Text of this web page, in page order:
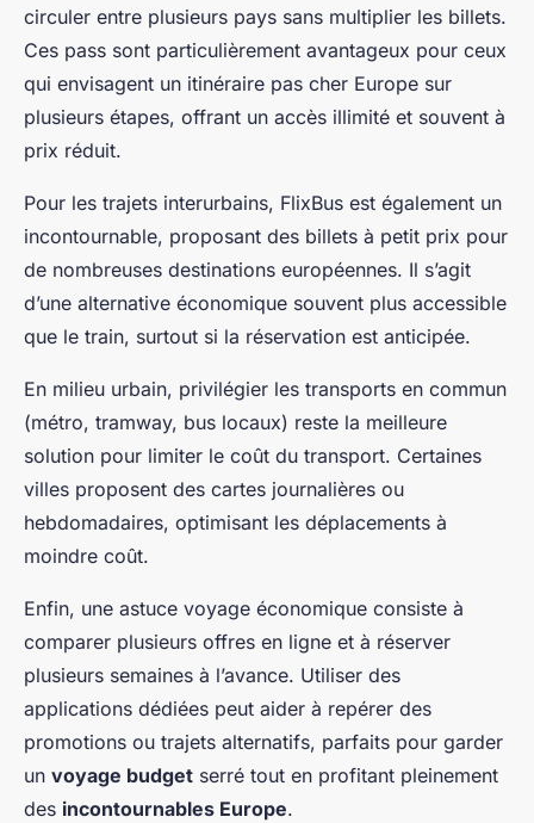
circuler entre plusieurs pays sans multiplier les billets.
Ces pass sont particulièrement avantageux pour ceux
qui envisagent un itinéraire pas cher Europe sur
plusieurs étapes, offrant un accès illimité et souvent à
prix réduit.
Pour les trajets interurbains, FlixBus est également un
incontournable, proposant des billets à petit prix pour
de nombreuses destinations européennes. Il s’agit
d’une alternative économique souvent plus accessible
que le train, surtout si la réservation est anticipée.
En milieu urbain, privilégier les transports en commun
(métro, tramway, bus locaux) reste la meilleure
solution pour limiter le coût du transport. Certaines
villes proposent des cartes journalières ou
hebdomadaires, optimisant les déplacements à
moindre coût.
Enfin, une astuce voyage économique consiste à
comparer plusieurs offres en ligne et à réserver
plusieurs semaines à l’avance. Utiliser des
applications dédiées peut aider à repérer des
promotions ou trajets alternatifs, parfaits pour garder
un voyage budget serré tout en profitant pleinement
des incontournables Europe.